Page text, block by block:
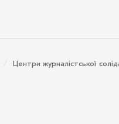
Центри журналістської